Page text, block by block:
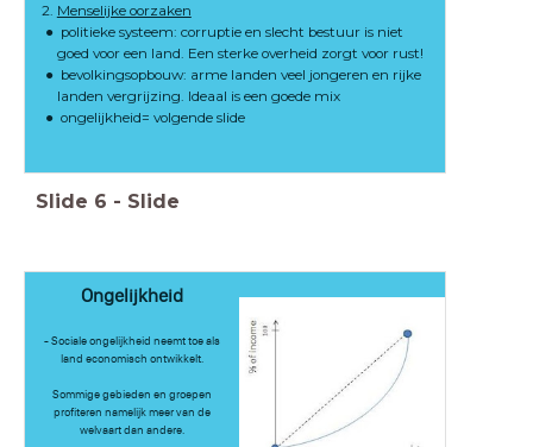
2. Menselijke oorzaken
politieke systeem: corruptie en slecht bestuur is niet
goed voor een land. Een sterke overheid zorgt voor rust!
bevolkingsopbouw: arme landen veel jongeren en rijke
landen vergrijzing. Ideaal is een goede mix
ongelijkheid= volgende slide
Slide 6 - Slide
Ongelijkheid
- Sociale ongelijkheid neemt toe als
land economisch ontwikkelt.
Sommige gebieden en groepen
profiteren namelijk meer van de
welvaart dan andere.